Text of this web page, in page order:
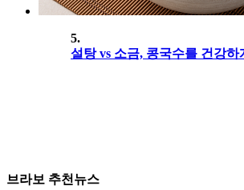
5.
설탕 vs 소금, 콩국수를 건강하
브라보 추천뉴스